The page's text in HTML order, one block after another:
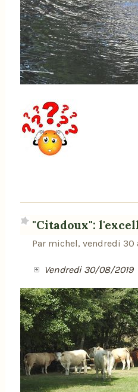
"Citadoux":
Par michel, vendredi 30
Vendredi 30/08/2019